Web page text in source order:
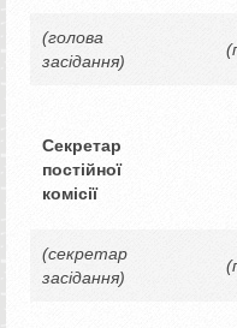
(голова
засідання)
Секретар
постійної
комісії
(секретар
засідання)